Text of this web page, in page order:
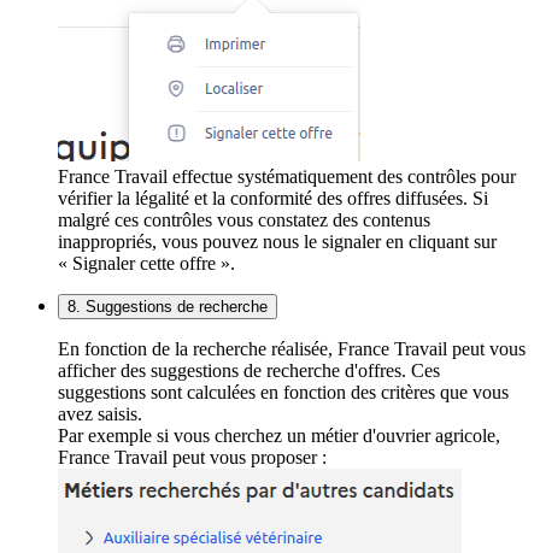
France Travail effectue systématiquement des contrôles pour
vérifier la légalité et la conformité des offres diffusées. Si
malgré ces contrôles vous constatez des contenus
inappropriés, vous pouvez nous le signaler en cliquant sur
« Signaler cette offre ».
8. Suggestions de recherche
En fonction de la recherche réalisée, France Travail peut vous
afficher des suggestions de recherche d'offres. Ces
suggestions sont calculées en fonction des critères que vous
avez saisis.
Par exemple si vous cherchez un métier d'ouvrier agricole,
France Travail peut vous proposer :